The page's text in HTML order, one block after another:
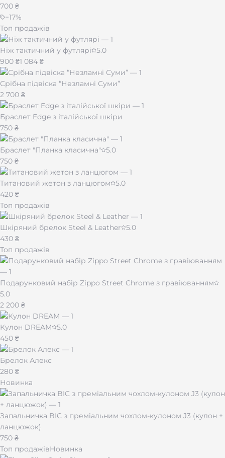
Це не просто прикраса — це
безпеки
пухнастика додому у разі непередбаченої ситуації.
700 ₴
−17%
Топ продажів
Ніж тактичний у футлярі
5.0
900 ₴1 084 ₴
Срібна підвіска “Незламні Суми”
2 700 ₴
Браслет Edge з італійської шкіри
750 ₴
Браслет "Планка класична"
5.0
750 ₴
Титановий жетон з ланцюгом
5.0
420 ₴
Топ продажів
Шкіряний брелок Steel & Leather
5.0
430 ₴
Топ продажів
Подарунковий набір Zippo Street Chrome з гравіюванням
5.0
2 200 ₴
Кулон DREAM
5.0
450 ₴
Брелок Алекс
280 ₴
Новинка
Запальничка BIC з преміальним чохлом-кулоном J3 (кулон +
ланцюжок)
750 ₴
Топ продажівНовинка